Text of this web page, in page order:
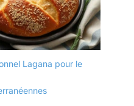
Lagana pour le